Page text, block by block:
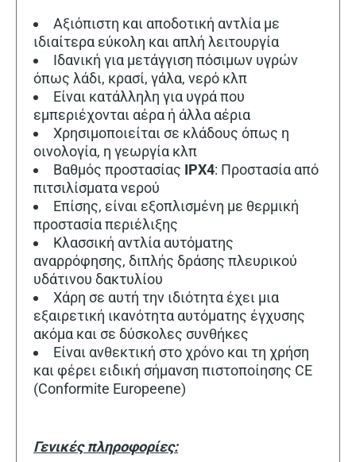
Αξιόπιστη και αποδοτική αντλία με
ιδιαίτερα εύκολη και απλή λειτουργία
Ιδανική για μετάγγιση πόσιμων υγρών
όπως λάδι, κρασί, γάλα, νερό κλπ
Είναι κατάλληλη για υγρά που
εμπεριέχονται αέρα ή άλλα αέρια
Χρησιμοποιείται σε κλάδους όπως η
οινολογία, η γεωργία κλπ
Βαθμός προστασίας IPX4: Προστασία από
πιτσιλίσματα νερού
Επίσης, είναι εξοπλισμένη με θερμική
προστασία περιέλιξης
Κλασσική αντλία αυτόματης
αναρρόφησης, διπλής δράσης πλευρικού
υδάτινου δακτυλίου
Χάρη σε αυτή την ιδιότητα έχει μια
εξαιρετική ικανότητα αυτόματης έγχυσης
ακόμα και σε δύσκολες συνθήκες
Είναι ανθεκτική στο χρόνο και τη χρήση
και φέρει ειδική σήμανση πιστοποίησης CE
(Conformite Europeene)
Γενικές πληροφορίες: